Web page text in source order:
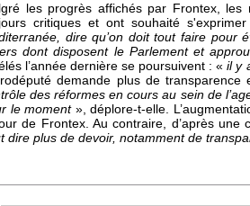
les progrès affichés par Frontex,
critiques et ont souhaité
dire qu’on doit tout faire pour
dont disposent le Parlement et
l’année dernière se poursuivent : « il y
demande plus de
des réformes en cours au sein de
le moment », déplore-t-elle.
de Frontex. Au contraire, d’après une
dire plus de devoir, notamment de